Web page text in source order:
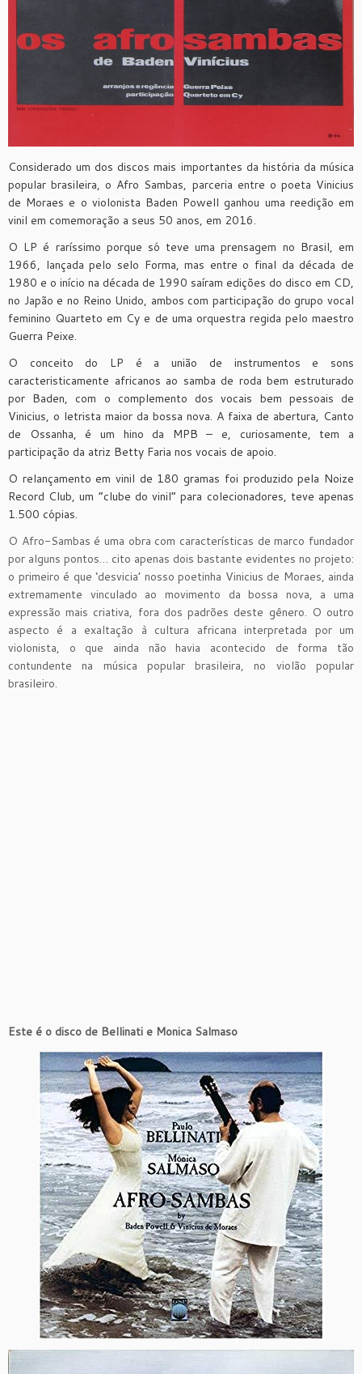
Considerado um dos discos mais importantes da história da música
popular brasileira, o Afro Sambas, parceria entre o poeta Vinicius
de Moraes e o violonista Baden Powell ganhou uma reedição em
vinil em comemoração a seus 50 anos, em 2016.
O LP é raríssimo porque só teve uma prensagem no Brasil, em
1966, lançada pelo selo Forma, mas entre o final da década de
1980 e o início na década de 1990 saíram edições do disco em CD,
no Japão e no Reino Unido, ambos com participação do grupo vocal
feminino Quarteto em Cy e de uma orquestra regida pelo maestro
Guerra Peixe.
O conceito do LP é a união de instrumentos e sons
caracteristicamente africanos ao samba de roda bem estruturado
por Baden, com o complemento dos vocais bem pessoais de
Vinicius, o letrista maior da bossa nova. A faixa de abertura, Canto
de Ossanha, é um hino da MPB – e, curiosamente, tem a
participação da atriz Betty Faria nos vocais de apoio.
O relançamento em vinil de 180 gramas foi produzido pela Noize
Record Club, um “clube do vinil” para colecionadores, teve apenas
1.500 cópias.
O Afro-Sambas é uma obra com características de marco fundador
por alguns pontos… cito apenas dois bastante evidentes no projeto:
o primeiro é que ‘desvicia’ nosso poetinha Vinicius de Moraes, ainda
extremamente vinculado ao movimento da bossa nova, a uma
expressão mais criativa, fora dos padrões deste gênero. O outro
aspecto é a exaltação à cultura africana interpretada por um
violonista, o que ainda não havia acontecido de forma tão
contundente na música popular brasileira, no violão popular
brasileiro.
Este é o disco de Bellinati e Monica Salmaso